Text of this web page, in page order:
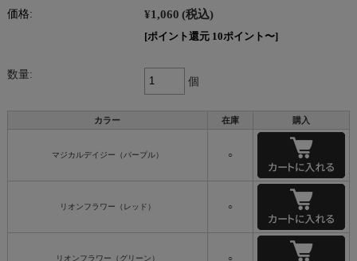
価格: ¥1,060 (税込)
[ポイント還元 10ポイント〜]
数量:
個
カラー 在庫 購入
マジカルデイジー（パープル） ○
リオンフラワー（レッド） ○
リオンフラワー（グリーン） ○